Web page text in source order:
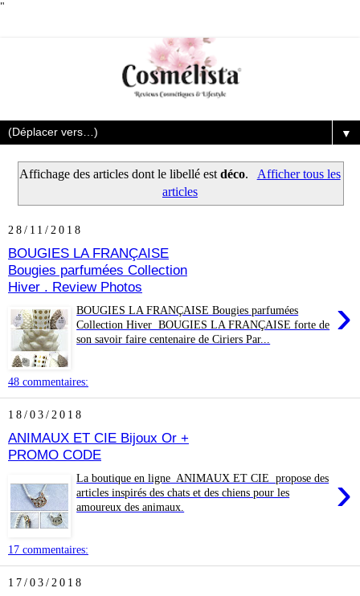
"
▼
Affichage des articles dont le libellé estdéco.
Afficher tous les
articles
28/11/2018
BOUGIES LA FRANÇAISE
Bougies parfumées Collection
Hiver . Review Photos
›
BOUGIES LA FRANÇAISE Bougies parfumées
Collection Hiver BOUGIES LA FRANÇAISE forte de
son savoir faire centenaire de Ciriers Par...
48 commentaires:
18/03/2018
ANIMAUX ET CIE Bijoux Or +
PROMO CODE
›
La boutique en ligne ANIMAUX ET CIE propose des
articles inspirés des chats et des chiens pour les
amoureux des animaux.
17 commentaires:
17/03/2018